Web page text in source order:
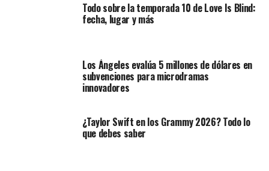
Todo sobre la temporada 10 de Love Is Blind:
fecha, lugar y más
Los Ángeles evalúa 5 millones de dólares en
subvenciones para microdramas
innovadores
¿Taylor Swift en los Grammy 2026? Todo lo
que debes saber